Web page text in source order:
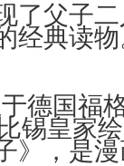
了父子
经典读物
德国福
锡皇家
，是漫